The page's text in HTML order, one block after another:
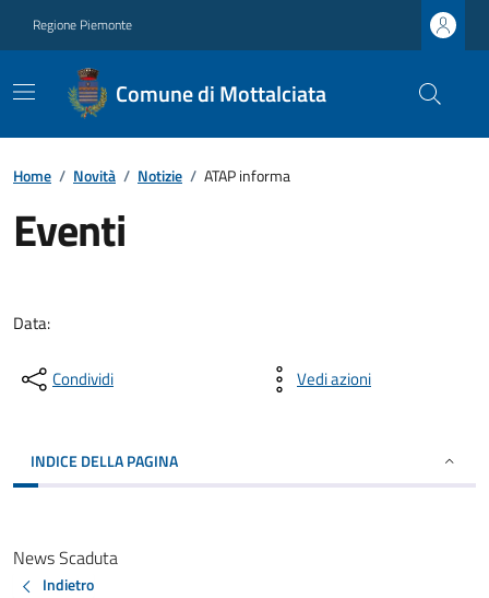
Regione Piemonte
Comune di Mottalciata
Home / Novità / Notizie / ATAP informa
Eventi
Data:
Condividi Vedi azioni
INDICE DELLA PAGINA
News Scaduta
Indietro